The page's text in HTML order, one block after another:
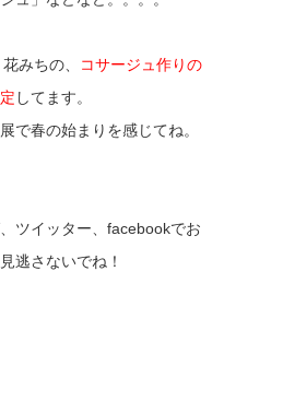
みちの、
コサージュ作りの
してます。
で春の始まりを感じてね。
ツイッター、facebookでお
逃さないでね！